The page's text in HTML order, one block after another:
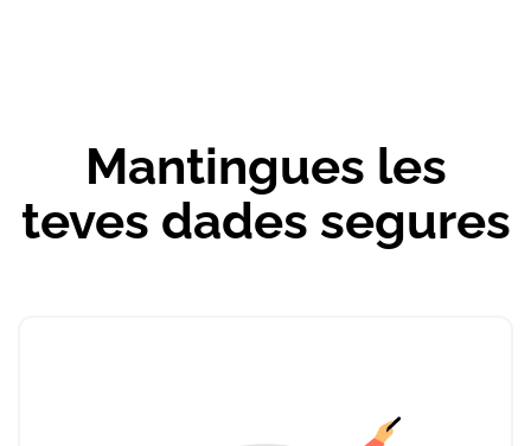
Mantingues les
teves dades segures